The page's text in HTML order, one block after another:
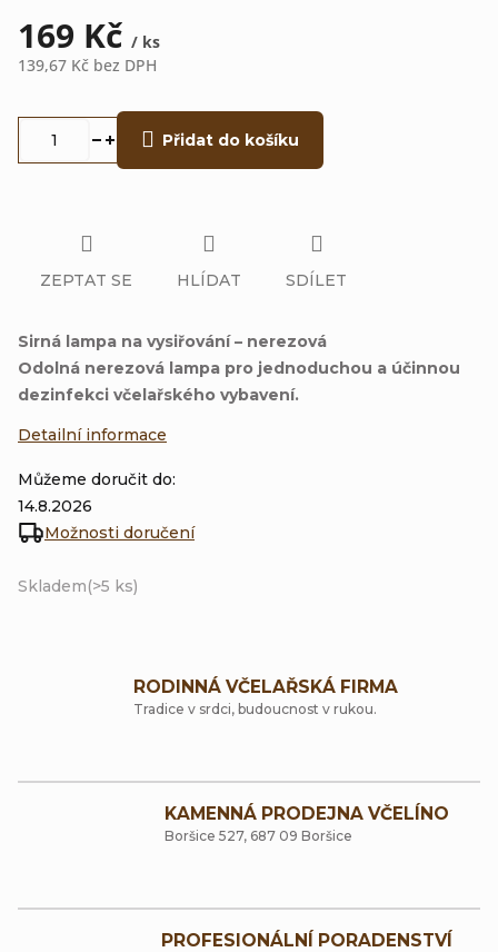
169 Kč / ks
139,67 Kč bez DPH
Skladem(>5 ks)
Můžeme doručit do:
14.8.2026
Možnosti doručení
Přidat do košíku
Sirná lampa na vysiřování – nerezová
Odolná nerezová lampa pro jednoduchou a účinnou
dezinfekci včelařského vybavení.
Detailní informace
ZEPTAT SE HLÍDAT SDÍLET
RODINNÁ VČELAŘSKÁ FIRMA
Tradice v srdci, budoucnost v rukou.
KAMENNÁ PRODEJNA VČELÍNO
Boršice 527, 687 09 Boršice
PROFESIONÁLNÍ PORADENSTVÍ